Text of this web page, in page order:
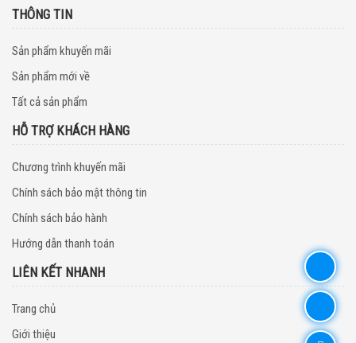
THÔNG TIN
Sản phẩm khuyến mãi
Sản phẩm mới về
Tất cả sản phẩm
HỖ TRỢ KHÁCH HÀNG
Chương trình khuyến mãi
Chính sách bảo mật thông tin
Chính sách bảo hành
Hướng dẫn thanh toán
LIÊN KẾT NHANH
Trang chủ
Giới thiệu